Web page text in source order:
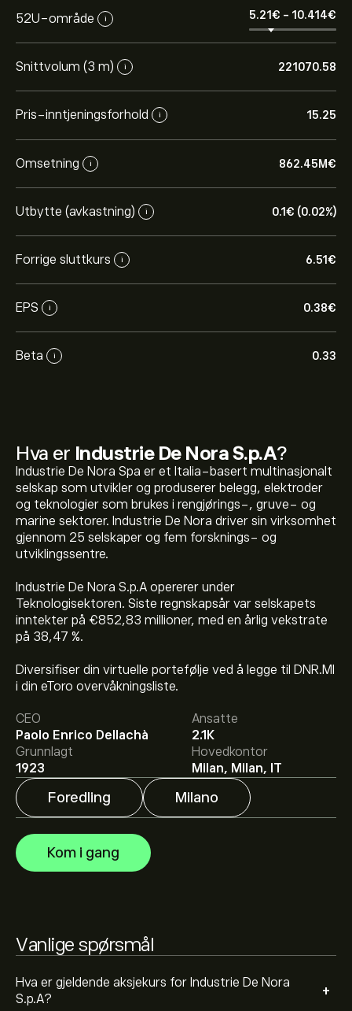
52U-område i 5.21‎€‎ - 10.414‎€‎
Snittvolum (3 m) i 221070.58
Pris-inntjeningsforhold i 15.25
Omsetning i 862.45M‎€‎
Utbytte (avkastning) i 0.1‎€‎ (0.02%)
Forrige sluttkurs i 6.51‎€‎
EPS i 0.38‎€‎
Beta i 0.33
Hva er Industrie De Nora S.p.A?
Industrie De Nora Spa er et Italia-basert multinasjonalt
selskap som utvikler og produserer belegg, elektroder
og teknologier som brukes i rengjørings-, gruve- og
marine sektorer. Industrie De Nora driver sin virksomhet
gjennom 25 selskaper og fem forsknings- og
utviklingssentre.
Industrie De Nora S.p.A opererer under
Teknologisektoren. Siste regnskapsår var selskapets
inntekter på €852,83 millioner, med en årlig vekstrate
på 38,47 %.
Diversifiser din virtuelle portefølje ved å legge til DNR.MI
i din eToro overvåkningsliste.
CEO
Paolo Enrico Dellachà
Ansatte
2.1K
Grunnlagt
1923
Hovedkontor
Milan, Milan, IT
Foredling Milano
Kom i gang
Vanlige spørsmål
Hva er gjeldende aksjekurs for Industrie De Nora
S.p.A?
+
Den nåværende prisen på DNR.MI er 6.510‎€‎.
Det gjennomsnittlige kursmålet for Industrie De Nora
S.p.A er 6.510‎€‎.
på eToro for detaljerte
forventninger og kursmål fra analytikere.
Analytikere gir forventninger for Industrie De Nora S.p.A
basert på markedstrender, finansielle rapporter og
forventet vekst. Sjekk de nyeste forventningene for
fremtidige prisbevegelser.
Markedsverdien til Industrie De Nora S.p.A er 1.29B‎€‎